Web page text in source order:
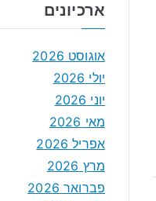
ארכיונים
אוגוסט 2026
יולי 2026
יוני 2026
מאי 2026
אפריל 2026
מרץ 2026
פברואר 2026